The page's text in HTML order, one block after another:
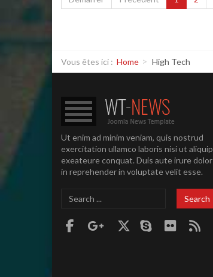
Vous êtes ici : Home High Tech
Ut enim ad minim veniam, quis nostrud
exercitation ullamco laboris nisi ut aliquip
exeateure conquat. Duis aute irure dolor
in reprehender in voluptate velit esse.
Search
Search